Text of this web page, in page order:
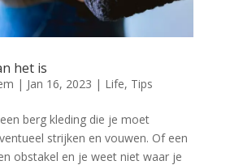
het is
| Jan 16, 2023 | Life, Tips
berg kleding die je moet
strijken en vouwen. Of een
obstakel en je weet niet waar je